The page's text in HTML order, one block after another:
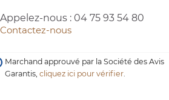
Appelez-nous : 04 75 93 54 80
Contactez-nous
Marchand approuvé par la Société des Avis
Garantis,cliquez ici pour vérifier.